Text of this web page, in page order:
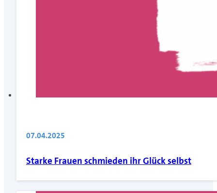
07.04.2025
Starke Frauen schmieden ihr Glück selbst